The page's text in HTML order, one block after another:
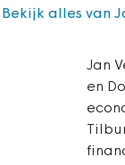
Jan
en
Bekijk alles van